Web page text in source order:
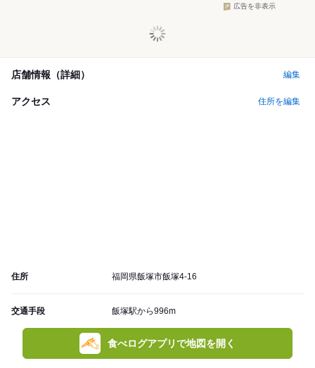
広告を非表示
店舗情報（詳細） 編集
アクセス 住所を編集
住所 福岡県飯塚市飯塚4-16
交通手段 飯塚駅から996m
食べログアプリで地図を開く